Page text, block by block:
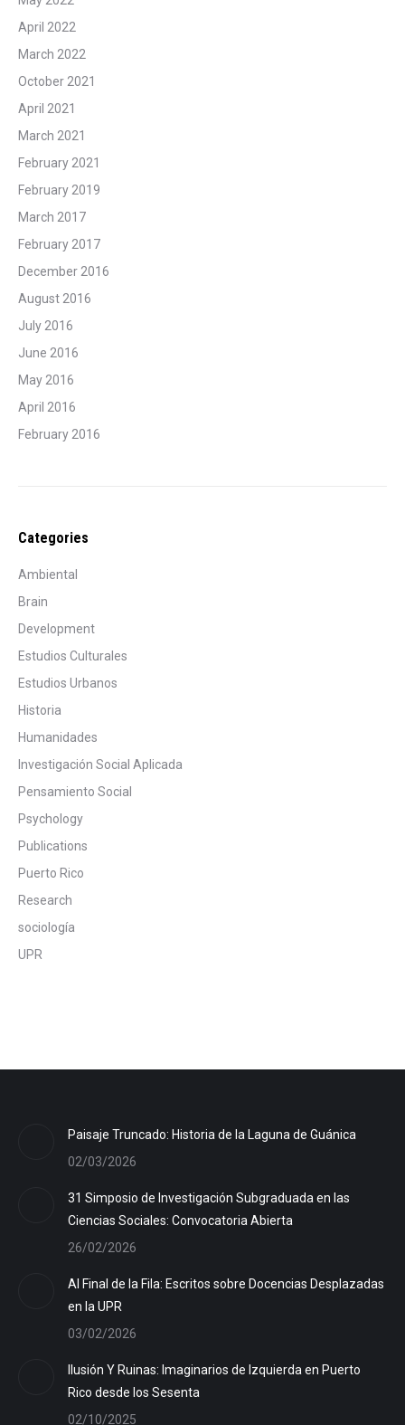
April 2022
March 2022
October 2021
April 2021
March 2021
February 2021
February 2019
March 2017
February 2017
December 2016
August 2016
July 2016
June 2016
May 2016
April 2016
February 2016
Categories
Ambiental
Brain
Development
Estudios Culturales
Estudios Urbanos
Historia
Humanidades
Investigación Social Aplicada
Pensamiento Social
Psychology
Publications
Puerto Rico
Research
sociología
UPR
Paisaje Truncado: Historia de la Laguna de Guánica
02/03/2026
31 Simposio de Investigación Subgraduada en las
Ciencias Sociales: Convocatoria Abierta
26/02/2026
Al Final de la Fila: Escritos sobre Docencias Desplazadas
en la UPR
03/02/2026
Ilusión Y Ruinas: Imaginarios de Izquierda en Puerto
Rico desde los Sesenta
02/10/2025